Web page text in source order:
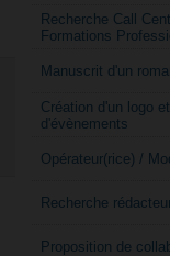
Recherche Call
Formations
Manuscrit d'un
Création d'un logo
d'évènements
Opérateur(rice) /
Recherche
Proposition de